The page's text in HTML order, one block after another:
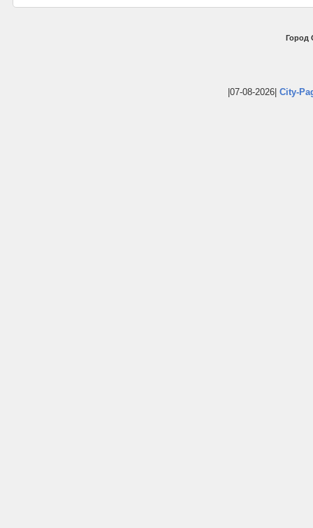
Город
|07-08-2026| City-